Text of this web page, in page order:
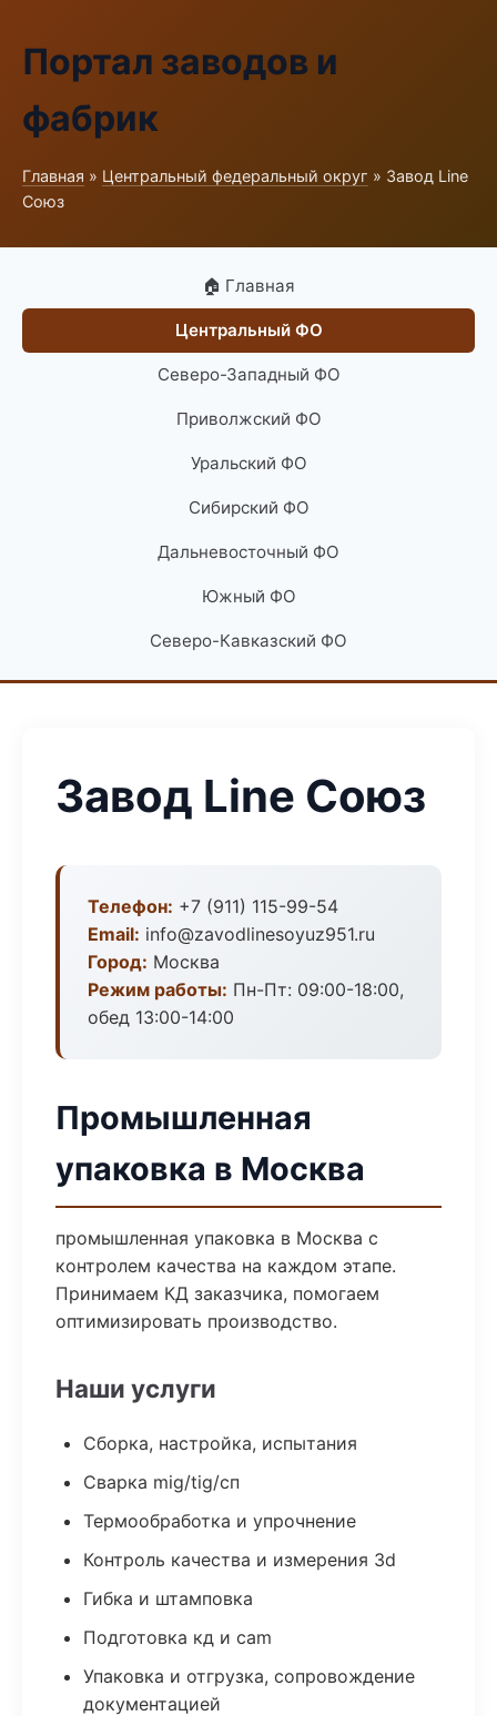
Портал заводов и
фабрик
Главная » Центральный федеральный округ » Завод Line
Союз
🏠 Главная
Центральный ФО
Северо-Западный ФО
Приволжский ФО
Уральский ФО
Сибирский ФО
Дальневосточный ФО
Южный ФО
Северо-Кавказский ФО
Завод Line Союз
Телефон: +7 (911) 115-99-54
Email: info@zavodlinesoyuz951.ru
Город: Москва
Режим работы: Пн-Пт: 09:00-18:00,
обед 13:00-14:00
Промышленная
упаковка в Москва
промышленная упаковка в Москва с
контролем качества на каждом этапе.
Принимаем КД заказчика, помогаем
оптимизировать производство.
Наши услуги
Сборка, настройка, испытания
Сварка mig/tig/сп
Термообработка и упрочнение
Контроль качества и измерения 3d
Гибка и штамповка
Подготовка кд и cam
Упаковка и отгрузка, сопровождение
документацией